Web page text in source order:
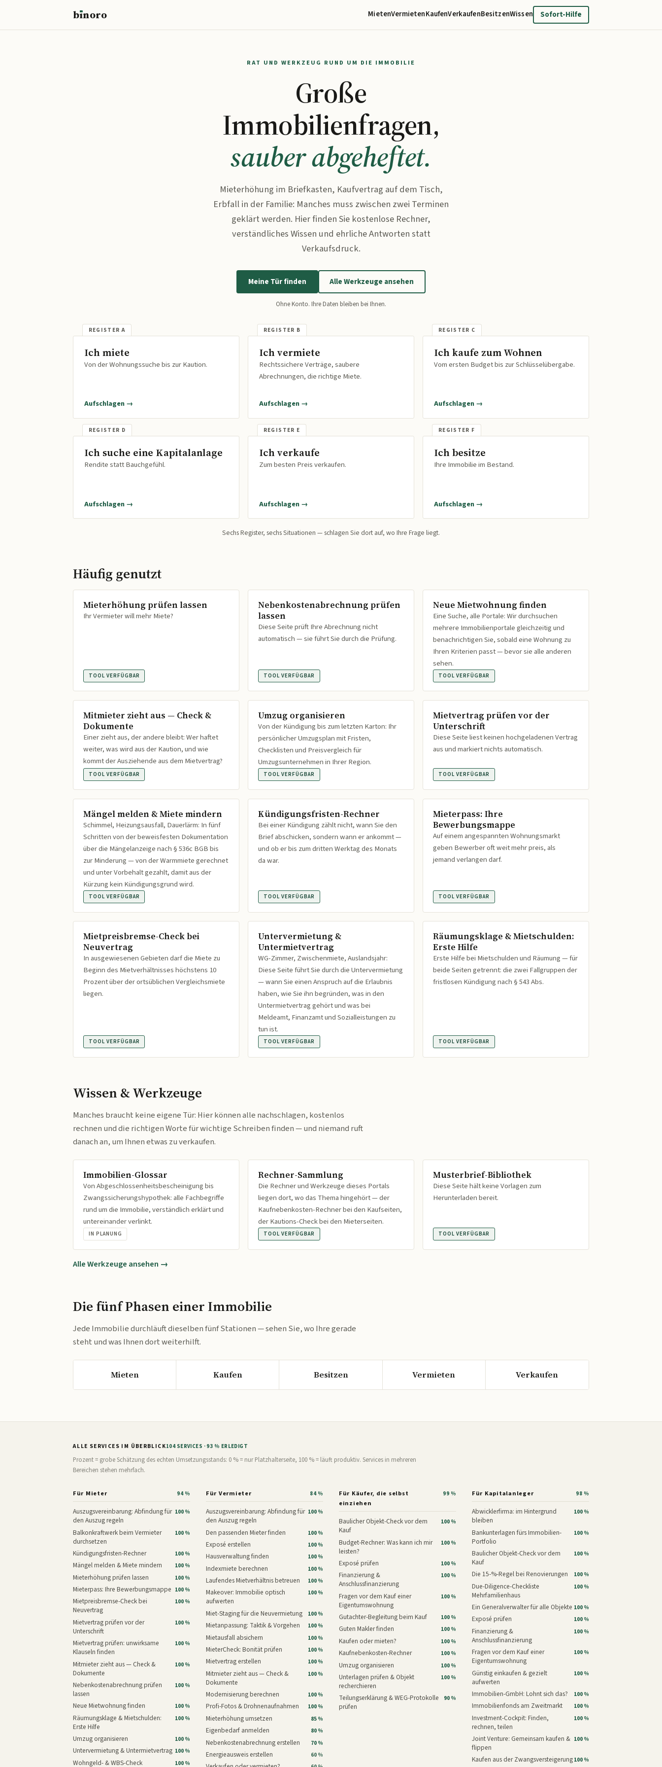
bınoro MietenVermietenKaufenVerkaufenBesitzenWissen Sofort-Hilfe
RAT UND WERKZEUG RUND UM DIE IMMOBILIE
Große
Immobilienfragen,
sauber abgeheftet.
Mieterhöhung im Briefkasten, Kaufvertrag auf dem Tisch,
Erbfall in der Familie: Manches muss zwischen zwei Terminen
geklärt werden. Hier finden Sie kostenlose Rechner,
verständliches Wissen und ehrliche Antworten statt
Verkaufsdruck.
Meine Tür finden Alle Werkzeuge ansehen
Ohne Konto. Ihre Daten bleiben bei Ihnen.
Ich miete
Von der Wohnungssuche bis zur Kaution.
Aufschlagen →
Ich vermiete
Rechtssichere Verträge, saubere
Abrechnungen, die richtige Miete.
Aufschlagen →
Ich kaufe zum Wohnen
Vom ersten Budget bis zur Schlüsselübergabe.
Aufschlagen →
Ich suche eine Kapitalanlage
Rendite statt Bauchgefühl.
Aufschlagen →
Ich verkaufe
Zum besten Preis verkaufen.
Aufschlagen →
Ich besitze
Ihre Immobilie im Bestand.
Aufschlagen →
Sechs Register, sechs Situationen — schlagen Sie dort auf, wo Ihre Frage liegt.
Häufig genutzt
Mieterhöhung prüfen lassen
Ihr Vermieter will mehr Miete?
TOOL VERFÜGBAR
Nebenkostenabrechnung prüfen
lassen
Diese Seite prüft Ihre Abrechnung nicht
automatisch — sie führt Sie durch die Prüfung.
TOOL VERFÜGBAR
Neue Mietwohnung finden
Eine Suche, alle Portale: Wir durchsuchen
mehrere Immobilienportale gleichzeitig und
benachrichtigen Sie, sobald eine Wohnung zu
Ihren Kriterien passt — bevor sie alle anderen
sehen.
TOOL VERFÜGBAR
Mitmieter zieht aus — Check &
Dokumente
Einer zieht aus, der andere bleibt: Wer haftet
weiter, was wird aus der Kaution, und wie
kommt der Ausziehende aus dem Mietvertrag?
TOOL VERFÜGBAR
Umzug organisieren
Von der Kündigung bis zum letzten Karton: Ihr
persönlicher Umzugsplan mit Fristen,
Checklisten und Preisvergleich für
Umzugsunternehmen in Ihrer Region.
TOOL VERFÜGBAR
Mietvertrag prüfen vor der
Unterschrift
Diese Seite liest keinen hochgeladenen Vertrag
aus und markiert nichts automatisch.
TOOL VERFÜGBAR
Mängel melden & Miete mindern
Schimmel, Heizungsausfall, Dauerlärm: In fünf
Schritten von der beweisfesten Dokumentation
über die Mängelanzeige nach § 536c BGB bis
zur Minderung — von der Warmmiete gerechnet
und unter Vorbehalt gezahlt, damit aus der
Kürzung kein Kündigungsgrund wird.
TOOL VERFÜGBAR
Kündigungsfristen-Rechner
Bei einer Kündigung zählt nicht, wann Sie den
Brief abschicken, sondern wann er ankommt —
und ob er bis zum dritten Werktag des Monats
da war.
TOOL VERFÜGBAR
Mieterpass: Ihre
Bewerbungsmappe
Auf einem angespannten Wohnungsmarkt
geben Bewerber oft weit mehr preis, als
jemand verlangen darf.
TOOL VERFÜGBAR
Mietpreisbremse-Check bei
Neuvertrag
In ausgewiesenen Gebieten darf die Miete zu
Beginn des Mietverhältnisses höchstens 10
Prozent über der ortsüblichen Vergleichsmiete
liegen.
TOOL VERFÜGBAR
Untervermietung &
Untermietvertrag
WG-Zimmer, Zwischenmiete, Auslandsjahr:
Diese Seite führt Sie durch die Untervermietung
— wann Sie einen Anspruch auf die Erlaubnis
haben, wie Sie ihn begründen, was in den
Untermietvertrag gehört und was bei
Meldeamt, Finanzamt und Sozialleistungen zu
tun ist.
TOOL VERFÜGBAR
Räumungsklage & Mietschulden:
Erste Hilfe
Erste Hilfe bei Mietschulden und Räumung — für
beide Seiten getrennt: die zwei Fallgruppen der
fristlosen Kündigung nach § 543 Abs.
TOOL VERFÜGBAR
Wissen & Werkzeuge
Manches braucht keine eigene Tür: Hier können alle nachschlagen, kostenlos
rechnen und die richtigen Worte für wichtige Schreiben finden — und niemand ruft
danach an, um Ihnen etwas zu verkaufen.
Immobilien-Glossar
Von Abgeschlossenheitsbescheinigung bis
Zwangssicherungshypothek: alle Fachbegriffe
rund um die Immobilie, verständlich erklärt und
untereinander verlinkt.
IN PLANUNG
Rechner-Sammlung
Die Rechner und Werkzeuge dieses Portals
liegen dort, wo das Thema hingehört — der
Kaufnebenkosten-Rechner bei den Kaufseiten,
der Kautions-Check bei den Mieterseiten.
TOOL VERFÜGBAR
Musterbrief-Bibliothek
Diese Seite hält keine Vorlagen zum
Herunterladen bereit.
TOOL VERFÜGBAR
Alle Werkzeuge ansehen →
Die fünf Phasen einer Immobilie
Jede Immobilie durchläuft dieselben fünf Stationen — sehen Sie, wo Ihre gerade
steht und was Ihnen dort weiterhilft.
Mieten Kaufen Besitzen Vermieten Verkaufen
ALLE SERVICES IM ÜBERBLICK104 SERVICES · 93 % ERLEDIGT
Prozent = grobe Schätzung des echten Umsetzungsstands: 0 % = nur Platzhalterseite, 100 % = läuft produktiv. Services in mehreren
Bereichen stehen mehrfach.
Für Mieter 94 %
Auszugsvereinbarung: Abfindung für
den Auszug regeln
100 %
Balkonkraftwerk beim Vermieter
durchsetzen
100 %
Kündigungsfristen-Rechner 100 %
Mängel melden & Miete mindern 100 %
Mieterhöhung prüfen lassen 100 %
Mieterpass: Ihre Bewerbungsmappe 100 %
Mietpreisbremse-Check bei
Neuvertrag
100 %
Mietvertrag prüfen vor der
Unterschrift
100 %
Mietvertrag prüfen: unwirksame
Klauseln finden
100 %
Mitmieter zieht aus — Check &
Dokumente
100 %
Nebenkostenabrechnung prüfen
lassen
100 %
Neue Mietwohnung finden 100 %
Räumungsklage & Mietschulden:
Erste Hilfe
100 %
Umzug organisieren 100 %
Untervermietung & Untermietvertrag 100 %
Wohngeld- & WBS-Check 100 %
Für Vermieter 84 %
Auszugsvereinbarung: Abfindung für
den Auszug regeln
100 %
Den passenden Mieter finden 100 %
Exposé erstellen 100 %
Hausverwaltung finden 100 %
Indexmiete berechnen 100 %
Laufendes Mietverhältnis betreuen 100 %
Makeover: Immobilie optisch
aufwerten
100 %
Miet-Staging für die Neuvermietung 100 %
Mietanpassung: Taktik & Vorgehen 100 %
Mietausfall absichern 100 %
MieterCheck: Bonität prüfen 100 %
Mietvertrag erstellen 100 %
Mitmieter zieht aus — Check &
Dokumente
100 %
Modernisierung berechnen 100 %
Profi-Fotos & Drohnenaufnahmen 100 %
Mieterhöhung umsetzen 85 %
Eigenbedarf anmelden 80 %
Nebenkostenabrechnung erstellen 70 %
Energieausweis erstellen 60 %
Für Käufer, die selbst
einziehen
99 %
Baulicher Objekt-Check vor dem
Kauf
100 %
Budget-Rechner: Was kann ich mir
leisten?
100 %
Exposé prüfen 100 %
Finanzierung &
Anschlussfinanzierung
100 %
Fragen vor dem Kauf einer
Eigentumswohnung
100 %
Gutachter-Begleitung beim Kauf 100 %
Guten Makler finden 100 %
Kaufen oder mieten? 100 %
Kaufnebenkosten-Rechner 100 %
Umzug organisieren 100 %
Unterlagen prüfen & Objekt
recherchieren
100 %
Teilungserklärung & WEG-Protokolle
prüfen
90 %
Für Kapitalanleger 98 %
Abwicklerfirma: im Hintergrund
bleiben
100 %
Bankunterlagen fürs Immobilien-
Portfolio
100 %
Baulicher Objekt-Check vor dem
Kauf
100 %
Die 15-%-Regel bei Renovierungen 100 %
Due-Diligence-Checkliste
Mehrfamilienhaus
100 %
Ein Generalverwalter für alle Objekte 100 %
Exposé prüfen 100 %
Finanzierung &
Anschlussfinanzierung
100 %
Fragen vor dem Kauf einer
Eigentumswohnung
100 %
Günstig einkaufen & gezielt
aufwerten
100 %
Immobilien-GmbH: Lohnt sich das? 100 %
Immobilienfonds am Zweitmarkt 100 %
Investment-Cockpit: Finden,
rechnen, teilen
100 %
Joint Venture: Gemeinsam kaufen &
flippen
100 %
Kaufen aus der Zwangsversteigerung100 %